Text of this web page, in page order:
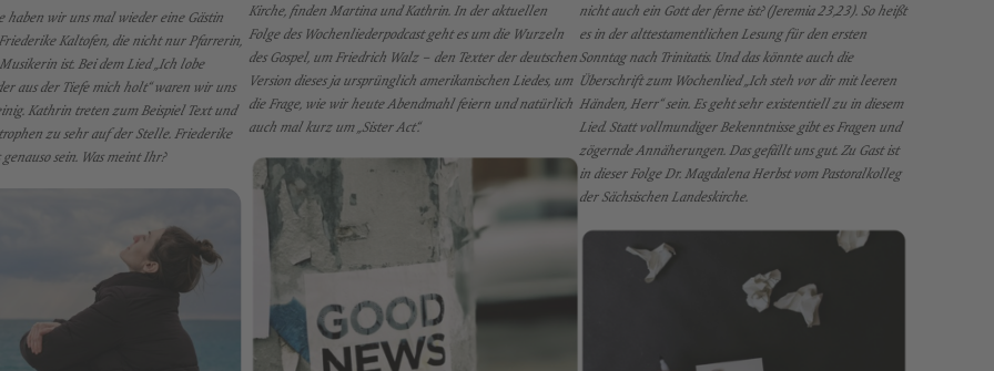
haben wir uns mal wieder eine Gästin
Kaltofen, die nicht nur Pfarrerin,
ist. Bei dem Lied „Ich lobe
aus der Tiefe mich holt“ waren wir uns
Kathrin treten zum Beispiel Text und
zu sehr auf der Stelle. Friederike
genauso sein. Was meint Ihr?
Kirche, finden Martina und Kathrin. In der aktuellen
Folge des Wochenliederpodcast geht es um die Wurzeln
des Gospel, um Friedrich Walz – den Texter der deutschen
Version dieses ja ursprünglich amerikanischen Liedes, um
die Frage, wie wir heute Abendmahl feiern und natürlich
auch mal kurz um „Sister Act“.
nicht auch ein Gott der ferne ist? (Jeremia 23,23). So heißt
es in der alttestamentlichen Lesung für den ersten
Sonntag nach Trinitatis. Und das könnte auch die
Überschrift zum Wochenlied „Ich steh vor dir mit leeren
Händen, Herr“ sein. Es geht sehr existentiell zu in diesem
Lied. Statt vollmundiger Bekenntnisse gibt es Fragen und
zögernde Annäherungen. Das gefällt uns gut. Zu Gast ist
in dieser Folge Dr. Magdalena Herbst vom Pastoralkolleg
der Sächsischen Landeskirche.